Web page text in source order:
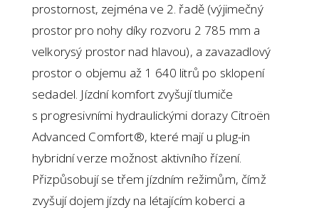
prostornost, zejména ve 2. řadě (výjimečný
prostor pro nohy díky rozvoru 2 785 mm a
velkorysý prostor nad hlavou), a zavazadlový
prostor o objemu až 1 640 litrů po sklopení
sedadel. Jízdní komfort zvyšují tlumiče
s progresivními hydraulickými dorazy Citroën
Advanced Comfort®, které mají u plug-in
hybridní verze možnost aktivního řízení.
Přizpůsobují se třem jízdním režimům, čímž
zvyšují dojem jízdy na létajícím koberci a